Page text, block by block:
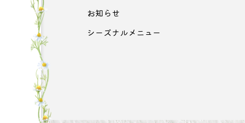
お知らせ
シーズナルメニュー